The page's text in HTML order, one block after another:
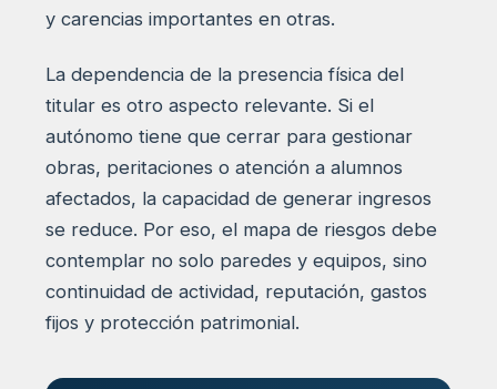
y carencias importantes en otras.
La dependencia de la presencia física del
titular es otro aspecto relevante. Si el
autónomo tiene que cerrar para gestionar
obras, peritaciones o atención a alumnos
afectados, la capacidad de generar ingresos
se reduce. Por eso, el mapa de riesgos debe
contemplar no solo paredes y equipos, sino
continuidad de actividad, reputación, gastos
fijos y protección patrimonial.